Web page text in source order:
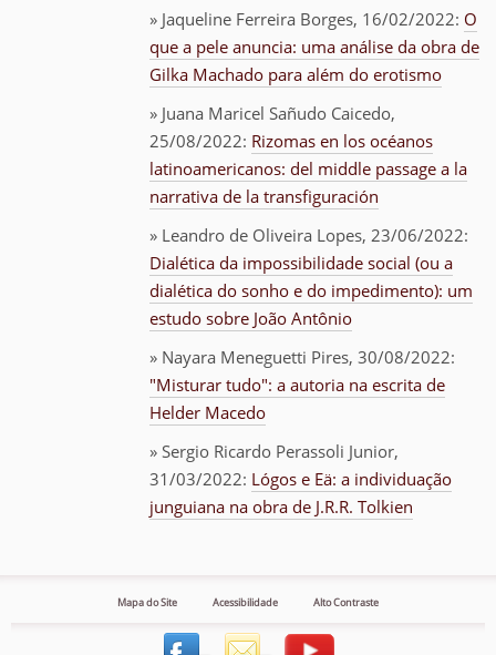
» Jaqueline Ferreira Borges, 16/02/2022: O
que a pele anuncia: uma análise da obra de
Gilka Machado para além do erotismo
» Juana Maricel Sañudo Caicedo,
25/08/2022: Rizomas en los océanos
latinoamericanos: del middle passage a la
narrativa de la transfiguración
» Leandro de Oliveira Lopes, 23/06/2022:
Dialética da impossibilidade social (ou a
dialética do sonho e do impedimento): um
estudo sobre João Antônio
» Nayara Meneguetti Pires, 30/08/2022:
"Misturar tudo": a autoria na escrita de
Helder Macedo
» Sergio Ricardo Perassoli Junior,
31/03/2022: Lógos e Eä: a individuação
junguiana na obra de J.R.R. Tolkien
Mapa do Site Acessibilidade Alto Contraste